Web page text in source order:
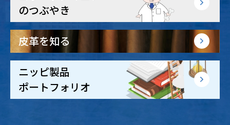
のつぶやき
皮革を知る
ニッピ製品
ポートフォリオ